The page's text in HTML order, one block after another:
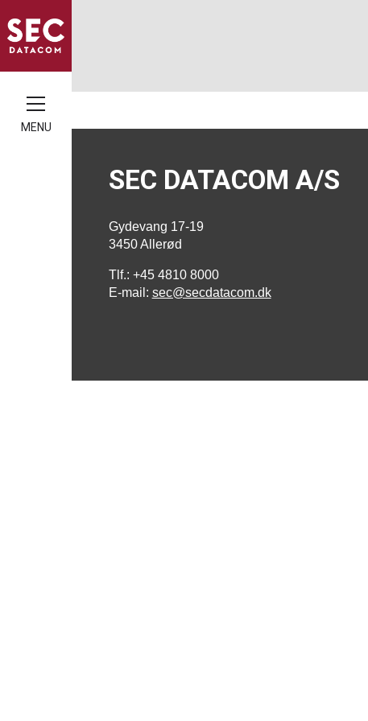
MENU
SEC DATACOM A/S
Gydevang 17-19
3450 Allerød
Tlf.: +45 4810 8000
E-mail: sec@secdatacom.dk